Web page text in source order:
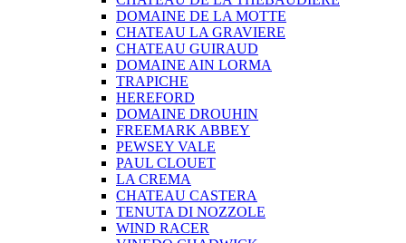
DOMAINE DE LA MOTTE
CHATEAU LA GRAVIERE
CHATEAU GUIRAUD
DOMAINE AIN LORMA
TRAPICHE
HEREFORD
DOMAINE DROUHIN
FREEMARK ABBEY
PEWSEY VALE
PAUL CLOUET
LA CREMA
CHATEAU CASTERA
TENUTA DI NOZZOLE
WIND RACER